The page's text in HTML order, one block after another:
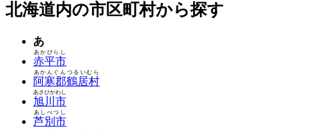
北海道内の市区町村から探す
あ
赤平市
あかびらし
阿寒郡鶴居村
あかんぐんつるいむら
旭川市
あさひかわし
芦別市
あしべつし